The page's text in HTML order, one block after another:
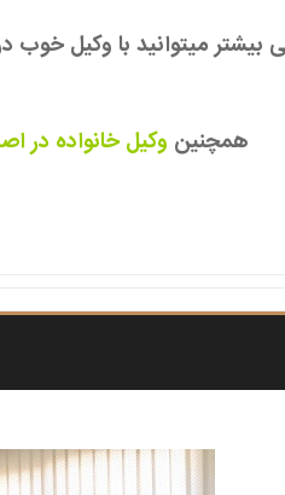
بیشتر میتوانید با وکیل خوب
همچنین وکیل خانواده در